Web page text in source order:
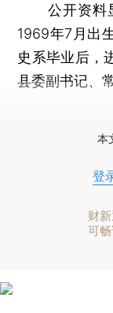
公开资料显
1969年7月出
史系毕业后，
县委副书记、
本
登
财
可